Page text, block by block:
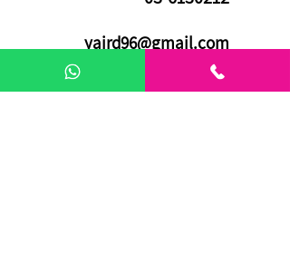
yaird96@gmail.com
אריה שנקר 16 | פתח תקווה